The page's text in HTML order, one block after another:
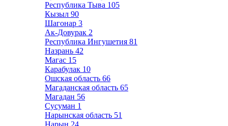
Республика Тыва 105
Кызыл 90
Шагонар 3
Ак-Довурак 2
Республика Ингушетия 81
Назрань 42
Магас 15
Карабулак 10
Ошская область 66
Магаданская область 65
Магадан 56
Сусуман 1
Нарынская область 51
Нарын 24